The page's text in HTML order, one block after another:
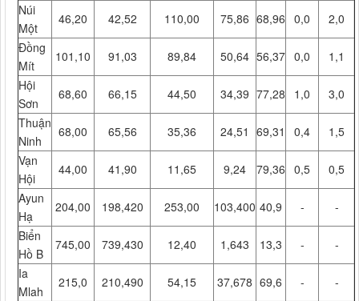
Núi
Một
46,20 42,52 110,00 75,86 68,96 0,0
2,0
Đồng
Mít
101,10 91,03 89,84 50,64 56,37 0,0
1,1
Hội
Sơn
68,60 66,15 44,50 34,39 77,28 1,0
3,0
Thuận
Ninh
68,00 65,56 35,36 24,51 69,31 0,4
1,5
Vạn
Hội
44,00 41,90 11,65 9,24 79,36 0,5
0,5
Ayun
Hạ
204,00 198,420 253,00 103,400 40,9 -
-
Biển
Hồ B
745,00 739,430 12,40 1,643 13,3 -
-
Ia
Mlah
215,0 210,490 54,15 37,678 69,6 -
-